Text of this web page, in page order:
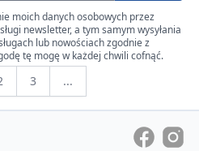
moich danych osobowych przez
newsletter, a tym samym wysyłania
lub nowościach zgodnie z
tę mogę w każdej chwili cofnąć.
3 ...